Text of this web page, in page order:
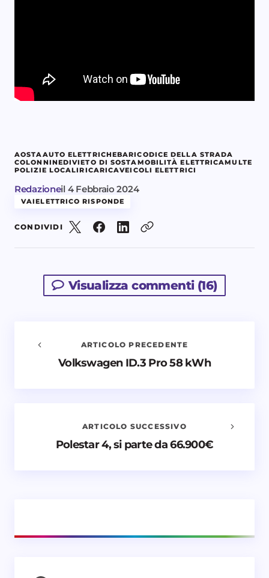
AOSTAAUTO ELETTRICHEBARICODICE DELLA STRADA
COLONNINEDIVIETO DI SOSTAMOBILITÀ ELETTRICAMULTE
POLIZIE LOCALIRICARICAVEICOLI ELETTRICI
Redazioneil 4 Febbraio 2024
VAIELETTRICO RISPONDE
CONDIVIDI
Visualizza commenti (16)
Il tuo commento *
Nome *
Avvisami quando vengono aggiunti nuovi
ARTICOLO PRECEDENTE
Volkswagen ID.3 Pro 58 kWh
ARTICOLO SUCCESSIVO
Polestar 4, si parte da 66.900€